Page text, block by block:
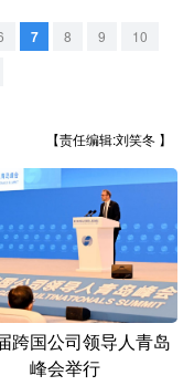
海 江苏
江西
北 湖南
南 重庆
南 西藏
7 8 9
10
【责任编辑:刘笑冬 】
跨国公司领导人青岛
峰会举行